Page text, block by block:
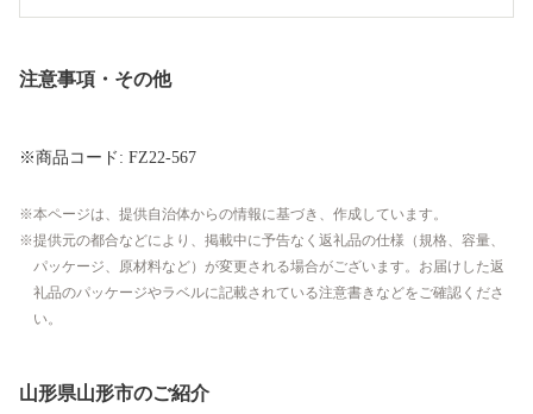
注意事項・その他
※商品コード: FZ22-567
本ページは、提供自治体からの情報に基づき、作成しています。
提供元の都合などにより、掲載中に予告なく返礼品の仕様（規格、容量、
パッケージ、原材料など）が変更される場合がございます。お届けした返
礼品のパッケージやラベルに記載されている注意書きなどをご確認くださ
い。
山形県山形市のご紹介